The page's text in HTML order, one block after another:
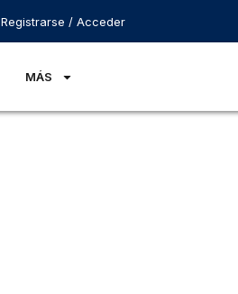
Registrarse / Acceder
MÁS